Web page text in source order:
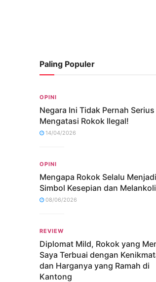
Paling Populer
OPINI
Negara Ini Tidak Pernah Serius
Mengatasi Rokok Ilegal!
14/04/2026
OPINI
Mengapa Rokok Selalu Menjadi
Simbol Kesepian dan
08/06/2026
REVIEW
Diplomat Mild, Rokok yang
Saya Terbuai dengan
dan Harganya yang Ramah di
Kantong